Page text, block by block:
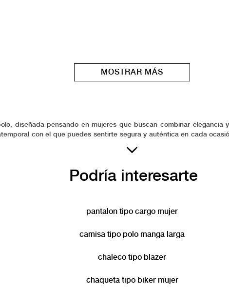
MOSTRAR MÁS
diseñada pensando en mujeres que buscan combinar
con el que puedes sentirte segura y auténtica en cada
Podría interesarte
pantalon tipo cargo mujer
camisa tipo polo manga larga
chaleco tipo blazer
chaqueta tipo biker mujer